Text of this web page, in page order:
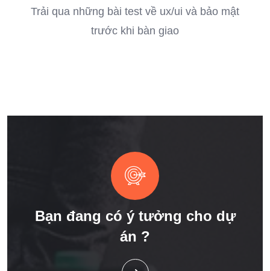
Trải qua những bài test về ux/ui và bảo mật
trước khi bàn giao
Bạn đang có ý tưởng cho dự
án ?